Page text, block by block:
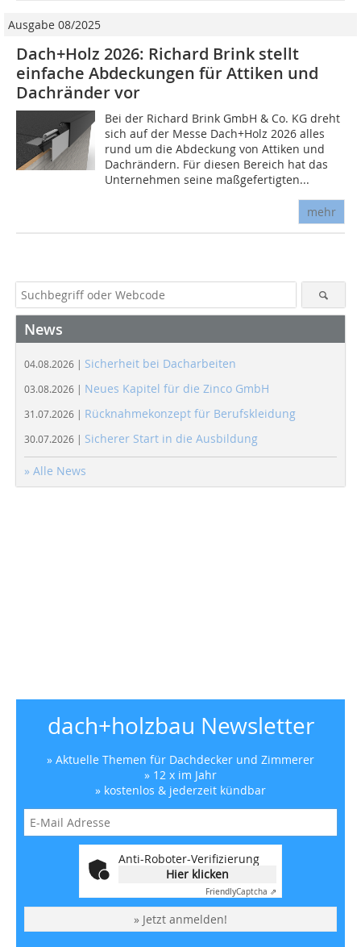
Ausgabe 08/2025
Dach+Holz 2026: Richard Brink stellt
einfache Abdeckungen für Attiken und
Dachränder vor
Bei der Richard Brink GmbH & Co. KG dreht
sich auf der Messe Dach+Holz 2026 alles
rund um die Abdeckung von Attiken und
Dachrändern. Für diesen Bereich hat das
Unternehmen seine maßgefertigten...
mehr
News
04.08.2026 | Sicherheit bei Dacharbeiten
03.08.2026 | Neues Kapitel für die Zinco GmbH
31.07.2026 | Rücknahmekonzept für Berufskleidung
30.07.2026 | Sicherer Start in die Ausbildung
» Alle News
dach+holzbau Newsletter
» Aktuelle Themen für Dachdecker und Zimmerer
» 12 x im Jahr
» kostenlos & jederzeit kündbar
Anti-Roboter-Verifizierung
Hier klicken
FriendlyCaptcha ⇗
» Jetzt anmelden!